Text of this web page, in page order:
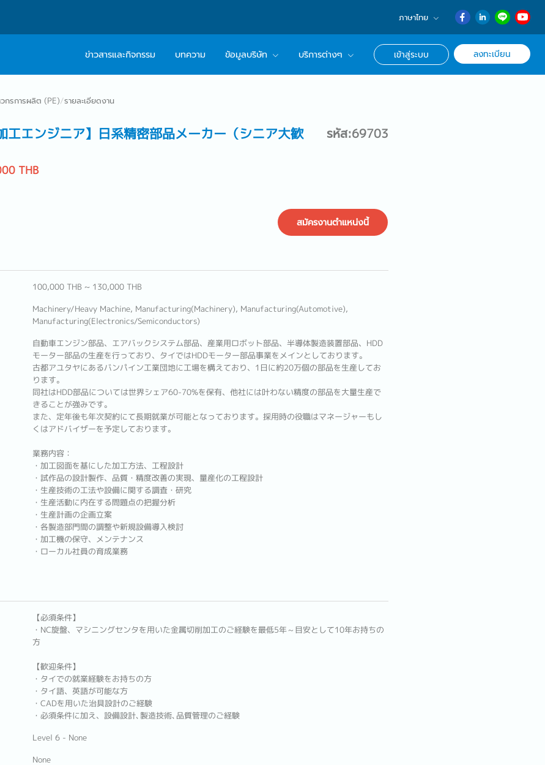
ภาษาไทย
English
日本語
ข่าวสารและกิจกรรม บทความ ข้อมูลบริษัท บริการต่างๆ เข้าสู่ระบบ ลงทะเบียน
กรการผลิต (PE)/รายละเอียดงาน
工エンジニア】日系精密部品メーカー（シニア大歓
รหัส:69703
THB
สมัครงานตำแหน่งนี้
100,000 THB ~ 130,000 THB
Machinery/Heavy Machine, Manufacturing(Machinery), Manufacturing(Automotive),
Manufacturing(Electronics/Semiconductors)
自動車エンジン部品、エアバックシステム部品、産業用ロボット部品、半導体製造装置部品、HDD
モーター部品の生産を行っており、タイではHDDモーター部品事業をメインとしております。
古都アユタヤにあるバンパイン工業団地に工場を構えており、1日に約20万個の部品を生産してお
ります。
同社はHDD部品については世界シェア60-70%を保有、他社には叶わない精度の部品を大量生産で
きることが強みです。
また、定年後も年次契約にて長期就業が可能となっております。採用時の役職はマネージャーもし
くはアドバイザーを予定しております。
業務内容：
・加工図面を基にした加工方法、工程設計
・試作品の設計製作、品質・精度改善の実現、量産化の工程設計
・生産技術の工法や設備に関する調査・研究
・生産活動に内在する問題点の把握分析
・生産計画の企画立案
・各製造部門間の調整や新規設備導入検討
・加工機の保守、メンテナンス
・ローカル社員の育成業務
【必須条件】
・NC旋盤、マシニングセンタを用いた金属切削加工のご経験を最低5年～目安として10年お持ちの
方
【歓迎条件】
・タイでの就業経験をお持ちの方
・タイ語、英語が可能な方
・CADを用いた治具設計のご経験
・必須条件に加え、設備設計､製造技術､品質管理のご経験
Level 6 - None
None